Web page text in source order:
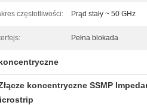
częstotliwości: Prąd stały ~ 50 GHz
Pełna blokada
koncentryczne
koncentryczne SSMP